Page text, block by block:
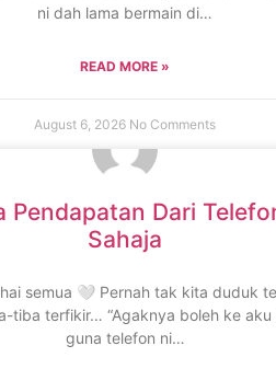
ni dah lama bermain di…
READ MORE »
August 6, 2026 No Comments
Pendapatan Dari
Sahaja
semua 🤍 Pernah tak kita duduk
tiba terfikir… “Agaknya boleh ke
guna telefon ni…